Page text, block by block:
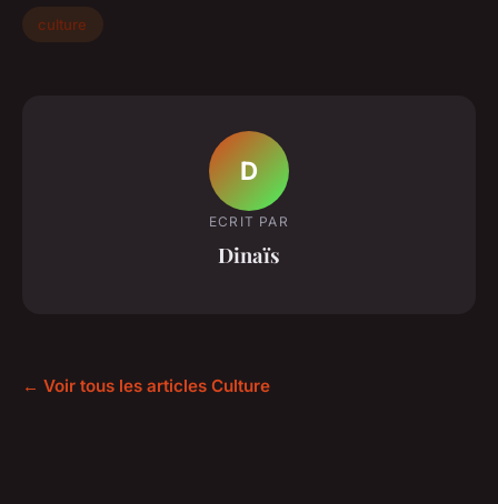
culture
D
ECRIT PAR
Dinaïs
← Voir tous les articles Culture